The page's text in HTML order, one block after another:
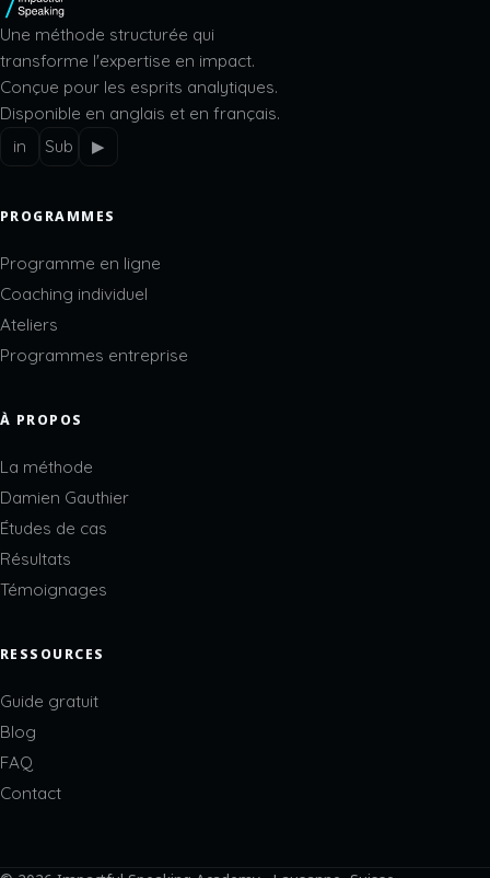
Une méthode structurée qui
transforme l'expertise en impact.
Conçue pour les esprits analytiques.
Disponible en anglais et en français.
in
Sub ▶
PROGRAMMES
Programme en ligne
Coaching individuel
Ateliers
Programmes entreprise
À PROPOS
La méthode
Damien Gauthier
Études de cas
Résultats
Témoignages
RESSOURCES
Guide gratuit
Blog
FAQ
Contact